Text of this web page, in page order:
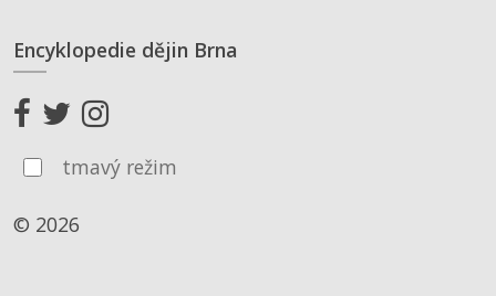
Encyklopedie dějin Brna
tmavý režim
© 2026